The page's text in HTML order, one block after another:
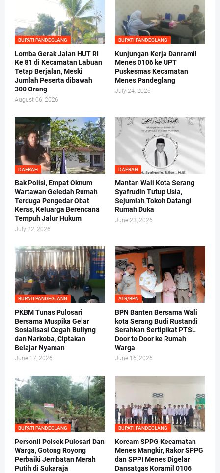
BUPATI PANDEGLANG
Lomba Gerak Jalan HUT RI
Ke 81 di Kecamatan Labuan
Tetap Berjalan, Meski
Jumlah Peserta dibawah
300 Orang
August 06, 2026
BUPATI PANDEGLANG
Kunjungan Kerja Danramil
Menes 0106 ke UPT
Puskesmas Kecamatan
Menes Pandeglang
July 24, 2026
DAERAH
Bak Polisi, Empat Oknum
Wartawan Geledah Rumah
Terduga Pengedar Obat
Keras, Keluarga Berencana
Tempuh Jalur Hukum
July 22, 2026
DAERAH
Mantan Wali Kota Serang
Syafrudin Tutup Usia,
Sejumlah Tokoh Datangi
Rumah Duka
June 23, 2026
BUPATI PANDEGLANG
PKBM Tunas Pulosari
Bersama Muspika Gelar
Sosialisasi Cegah Bullyng
dan Narkoba, Ciptakan
Belajar Nyaman
June 17, 2026
ATR/BPN
BPN Banten Bersama Wali
kota Serang Budi Rustandi
Serahkan Sertipikat PTSL
Door to Door ke Rumah
Warga
June 16, 2026
BUPATI PANDEGLANG
Personil Polsek Pulosari Dan
Warga, Gotong Royong
Perbaiki Jembatan Merah
Putih di Sukaraja
BUPATI PANDEGLANG
Korcam SPPG Kecamatan
Menes Mangkir, Rakor SPPG
dan SPPI Menes Digelar
Dansatgas Koramil 0106